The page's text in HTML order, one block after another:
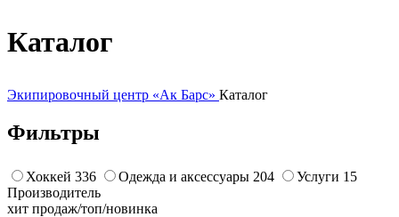
Каталог
Экипировочный центр «Ак Барс» Каталог
Фильтры
Хоккей 336 Одежда и аксессуары 204 Услуги 15
Производитель
хит продаж/топ/новинка